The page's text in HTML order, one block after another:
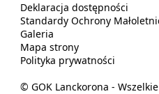
Deklaracja dostępności
Standardy Ochrony
Galeria
Mapa strony
Polityka prywatności
© GOK Lanckorona -